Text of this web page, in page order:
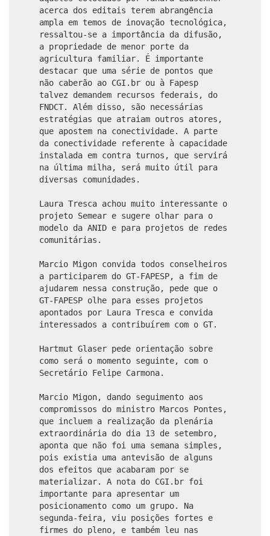
acerca dos editais terem abrangência
ampla em temos de inovação tecnológica,
ressaltou-se a importância da difusão,
a propriedade de menor porte da
agricultura familiar. É importante
destacar que uma série de pontos que
não caberão ao CGI.br ou à Fapesp
talvez demandem recursos federais, do
FNDCT. Além disso, são necessárias
estratégias que atraiam outros atores,
que apostem na conectividade. A parte
da conectividade referente à capacidade
instalada em contra turnos, que servirá
na última milha, será muito útil para
diversas comunidades.
Laura Tresca achou muito interessante o
projeto Semear e sugere olhar para o
modelo da ANID e para projetos de redes
comunitárias.
Marcio Migon convida todos conselheiros
a participarem do GT-FAPESP, a fim de
ajudarem nessa construção, pede que o
GT-FAPESP olhe para esses projetos
apontados por Laura Tresca e convida
interessados a contribuírem com o GT.
Hartmut Glaser pede orientação sobre
como será o momento seguinte, com o
Secretário Felipe Carmona.
Marcio Migon, dando seguimento aos
compromissos do ministro Marcos Pontes,
que incluem a realização da plenária
extraordinária do dia 13 de setembro,
aponta que não foi uma semana simples,
pois existia uma antevisão de alguns
dos efeitos que acabaram por se
materializar. A nota do CGI.br foi
importante para apresentar um
posicionamento como um grupo. Na
segunda-feira, viu posições fortes e
firmes do pleno, e também leu nas